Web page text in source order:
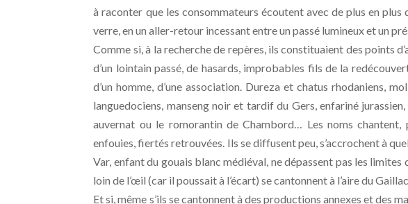
à raconter que les consommateurs écoutent avec de plus en
verre, en un aller-retour incessant entre un passé lumineux et un
Comme si, à la recherche de repères, ils constituaient des points
d’un lointain passé, de hasards, improbables fils de la
d’un homme, d’une association. Dureza et chatus rhodaniens,
languedociens, manseng noir et tardif du Gers, enfariné
auvernat ou le romorantin de Chambord… Les noms chantent,
enfouies, fiertés retrouvées. Ils se diffusent peu, s’accrochent à
Var, enfant du gouais blanc médiéval, ne dépassent pas les
loin de l’œil (car il poussait à l’écart) se cantonnent à l’aire du
Et si, même s’ils se cantonnent à des productions annexes et des